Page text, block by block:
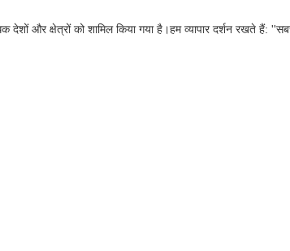
देशों और क्षेत्रों को शामिल किया गया है।हम व्यापार दर्शन रखते हैं: